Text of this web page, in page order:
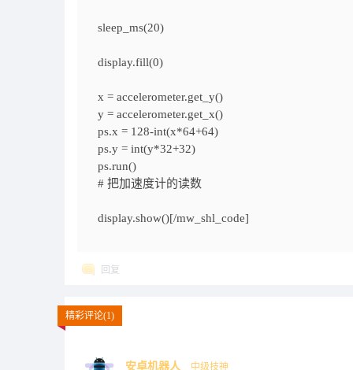
sleep_ms(20)
display.fill(0)
x = accelerometer.get_y()
y = accelerometer.get_x()
ps.x = 128-int(x*64+64)
ps.y = int(y*32+32)
ps.run()
# 把加速度计的读数
display.show()[/mw_shl_code]
回复
精彩评论(1)
安卓机器人 中级技神